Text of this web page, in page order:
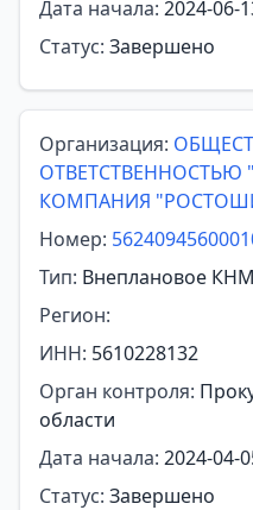
Дата начала: 2024-06-
Статус: Завершено
Организация:
КОМПАНИЯ
Номер:
Тип: Внеплановое КНМ
Регион:
ИНН: 5610228132
Орган контроля:
области
Дата начала: 2024-04-
Статус: Завершено